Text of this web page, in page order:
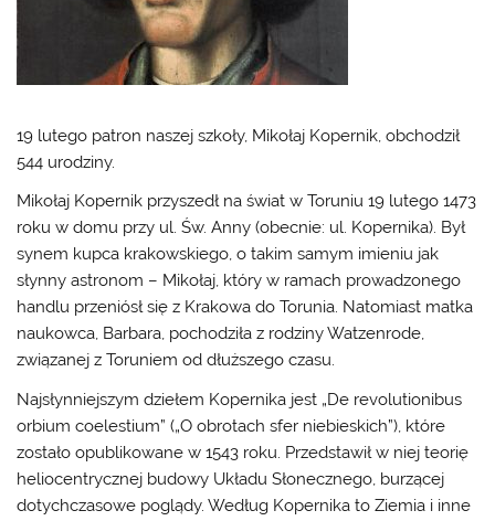
19 lutego patron naszej szkoły, Mikołaj Kopernik, obchodził
544 urodziny.
Mikołaj Kopernik przyszedł na świat w Toruniu 19 lutego 1473
roku w domu przy ul. Św. Anny (obecnie: ul. Kopernika). Był
synem kupca krakowskiego, o takim samym imieniu jak
słynny astronom – Mikołaj, który w ramach prowadzonego
handlu przeniósł się z Krakowa do Torunia. Natomiast matka
naukowca, Barbara, pochodziła z rodziny Watzenrode,
związanej z Toruniem od dłuższego czasu.
Najsłynniejszym dziełem Kopernika jest „De revolutionibus
orbium coelestium” („O obrotach sfer niebieskich”), które
zostało opublikowane w 1543 roku. Przedstawił w niej teorię
heliocentrycznej budowy Układu Słonecznego, burzącej
dotychczasowe poglądy. Według Kopernika to Ziemia i inne